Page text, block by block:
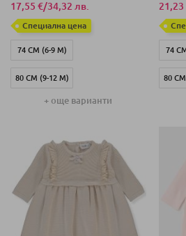
17,55 €/34,32 лв.
Специална цена
74 СМ (6-9 М)
80 СМ (9-12 М)
86 СМ (12-18 М)
98 СМ (24-36 М)
+ още варианти
21,23
74
80
86 СМ